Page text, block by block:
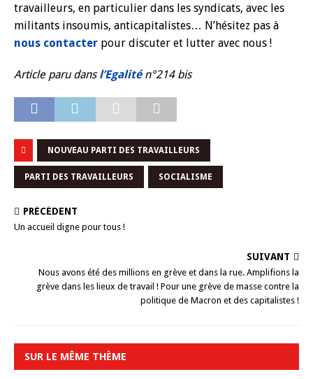
travailleurs, en particulier dans les syndicats, avec les
militants insoumis, anticapitalistes… N’hésitez pas à
nous contacter pour discuter et lutter avec nous !
Article paru dans l’Egalitén°214 bis
NOUVEAU PARTI DES TRAVAILLEURS
PARTI DES TRAVAILLEURS SOCIALISME
PRÉCÉDENT
Un accueil digne pour tous !
SUIVANT
Nous avons été des millions en grève et dans la rue. Amplifions la
grève dans les lieux de travail ! Pour une grève de masse contre la
politique de Macron et des capitalistes !
SUR LE MÊME THÈME